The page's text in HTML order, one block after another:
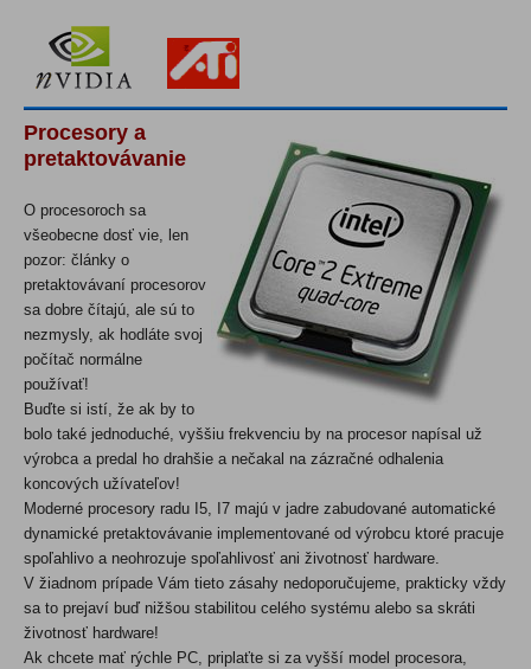
Procesory a
pretaktovávanie
O procesoroch sa
všeobecne dosť vie, len
pozor: články o
pretaktovávaní procesorov
sa dobre čítajú, ale sú to
nezmysly, ak hodláte svoj
počítač normálne
používať!
Buďte si istí, že ak by to
bolo také jednoduché, vyššiu frekvenciu by na procesor napísal už
výrobca a predal ho drahšie a nečakal na zázračné odhalenia
koncových užívateľov!
Moderné procesory radu I5, I7 majú v jadre zabudované automatické
dynamické pretaktovávanie implementované od výrobcu ktoré pracuje
spoľahlivo a neohrozuje spoľahlivosť ani životnosť hardware.
V žiadnom prípade Vám tieto zásahy nedoporučujeme, prakticky vždy
sa to prejaví buď nižšou stabilitou celého systému alebo sa skráti
životnosť hardware!
Ak chcete mať rýchle PC, priplaťte si za vyšší model procesora,